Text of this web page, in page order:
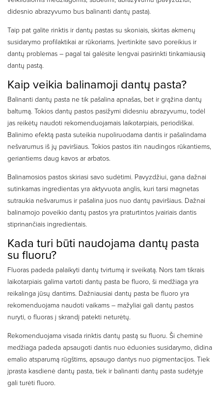
didesnio abrazyvumo bus balinanti dantų pasta).
Taip pat galite rinktis ir dantų pastas su skoniais, skirtas akmenų
susidarymo profilaktikai ar rūkoriams. Įvertinkite savo poreikius ir
dantų problemas – pagal tai galėsite lengvai pasirinkti tinkamiausią
dantų pastą.
Kaip veikia balinamoji dantų pasta?
Balinanti dantų pasta ne tik pašalina apnašas, bet ir grąžina dantų
baltumą. Tokios dantų pastos pasižymi didesniu abrazyvumu, todėl
jas reikėtų naudoti rekomenduojamais laikotarpiais, periodiškai.
Balinimo efektą pasta suteikia nupoliruodama dantis ir pašalindama
nešvarumus iš jų paviršiaus. Tokios pastos itin naudingos rūkantiems,
geriantiems daug kavos ar arbatos.
Balinamosios pastos skiriasi savo sudėtimi. Pavyzdžiui, gana dažnai
sutinkamas ingredientas yra aktyvuota anglis, kuri tarsi magnetas
sutraukia nešvarumus ir pašalina juos nuo dantų paviršiaus. Dažnai
balinamojo poveikio dantų pastos yra praturtintos įvairiais dantis
stiprinančiais ingredientais.
Kada turi būti naudojama dantų pasta
su fluoru?
Fluoras padeda palaikyti dantų tvirtumą ir sveikatą. Nors tam tikrais
laikotarpiais galima vartoti dantų pasta be fluoro, ši medžiaga yra
reikalinga jūsų dantims. Dažniausiai dantų pasta be fluoro yra
rekomenduojama naudoti vaikams – mažyliai gali dantų pastos
nuryti, o fluoras į skrandį patekti neturėtų.
Rekomenduojama visada rinktis dantų pastą su fluoru. Ši cheminė
medžiaga padeda apsaugoti dantis nuo ėduonies susidarymo, didina
emalio atsparumą rūgštims, apsaugo dantys nuo pigmentacijos. Tiek
įprasta kasdienė dantų pasta, tiek ir balinanti dantų pasta sudėtyje
gali turėti fluoro.